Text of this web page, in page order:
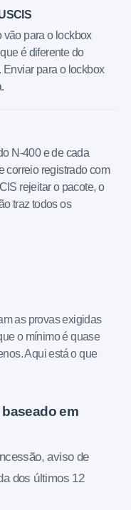
vão para o lockbox
é diferente do
Enviar para o lockbox
N-400 e de cada
correio registrado com
rejeitar o pacote, o
traz todos os
as provas exigidas
o mínimo é quase
Aqui está o que
em
aviso de
dos últimos 12